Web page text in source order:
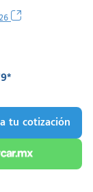
tu cotización